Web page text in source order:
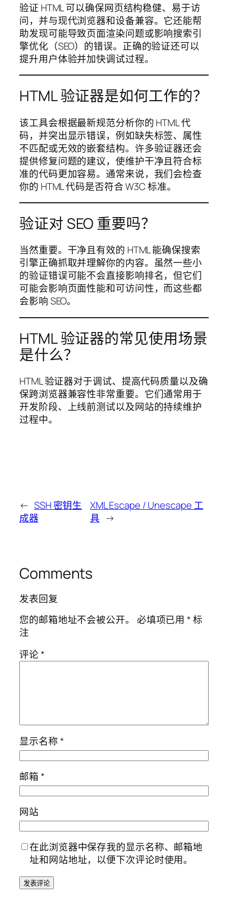
验证 HTML 可以确保网页结构稳健、易于访
问，并与现代浏览器和设备兼容。它还能帮
助发现可能导致页面渲染问题或影响搜索引
擎优化（SEO）的错误。正确的验证还可以
提升用户体验并加快调试过程。
HTML 验证器是如何工作的？
该工具会根据最新规范分析你的 HTML 代
码，并突出显示错误，例如缺失标签、属性
不匹配或无效的嵌套结构。许多验证器还会
提供修复问题的建议，使维护干净且符合标
准的代码更加容易。通常来说，我们会检查
你的 HTML 代码是否符合 W3C 标准。
验证对 SEO 重要吗？
当然重要。干净且有效的 HTML 能确保搜索
引擎正确抓取并理解你的内容。虽然一些小
的验证错误可能不会直接影响排名，但它们
可能会影响页面性能和可访问性，而这些都
会影响 SEO。
HTML 验证器的常见使用场景
是什么？
HTML 验证器对于调试、提高代码质量以及确
保跨浏览器兼容性非常重要。它们通常用于
开发阶段、上线前测试以及网站的持续维护
过程中。
← SSH 密钥生
成器
XML Escape / Unescape 工
具 →
Comments
发表回复
您的邮箱地址不会被公开。
必填项已用*标
注
评论*
显示名称*
邮箱*
网站
在此浏览器中保存我的显示名称、邮箱地
址和网站地址，以便下次评论时使用。